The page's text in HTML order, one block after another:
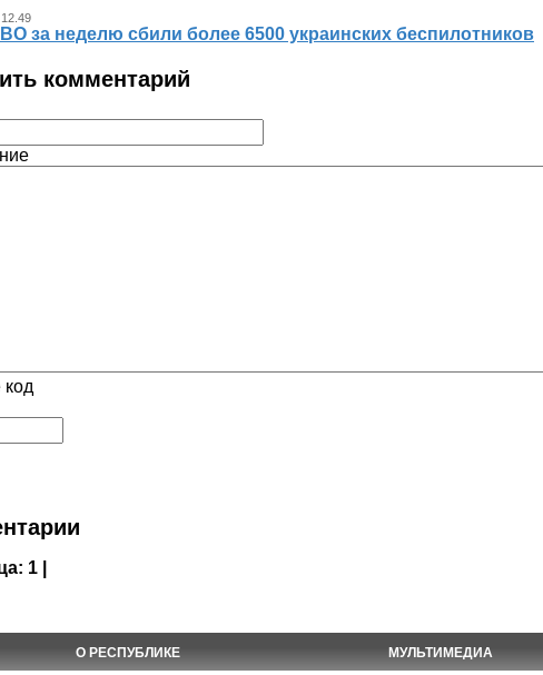
за неделю сбили более 6500 украинских беспилотников
комментарий
код
1 |
О РЕСПУБЛИКЕ МУЛЬТИМЕДИА